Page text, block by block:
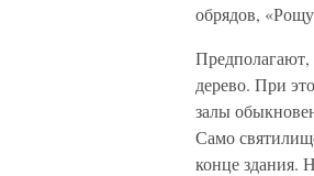
обрядов,
Предполагают,
дерево. При
залы
Само
конце здания.